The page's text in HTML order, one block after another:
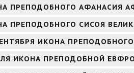
ПРЕПОДОБНОГО АФАНАСИЯ
ПРЕПОДОБНОГО СИСОЯ
ИКОНА
ИКОНА ПРЕПОДОБНОЙ